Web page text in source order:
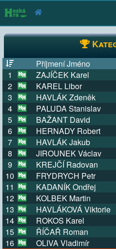
Příjmení Jméno
1
ZAJÍČEK Karel
2
KAREL Libor
3
HAVLÁK Zdeněk
4
PALUDA Stanislav
5
BAŽANT David
6
HERNADY Robert
7
HAVLÁK Jakub
8
JIROUNEK Václav
9
KREJČÍ Radovan
10
FRYDRYCH Petr
11
KADANÍK Ondřej
12
KOLBEK Martin
13
HAVLÁKOVÁ Viktorie
14
ROKOS Karel
15
ŘÍČAŘ Roman
16
OLIVA Vladimír